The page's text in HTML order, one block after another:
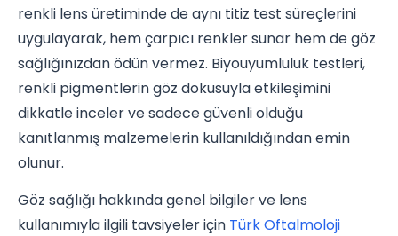
renkli lens üretiminde de aynı titiz test süreçlerini
uygulayarak, hem çarpıcı renkler sunar hem de göz
sağlığınızdan ödün vermez. Biyouyumluluk testleri,
renkli pigmentlerin göz dokusuyla etkileşimini
dikkatle inceler ve sadece güvenli olduğu
kanıtlanmış malzemelerin kullanıldığından emin
olunur.
Göz sağlığı hakkında genel bilgiler ve lens
kullanımıyla ilgili tavsiyeler için Türk Oftalmoloji